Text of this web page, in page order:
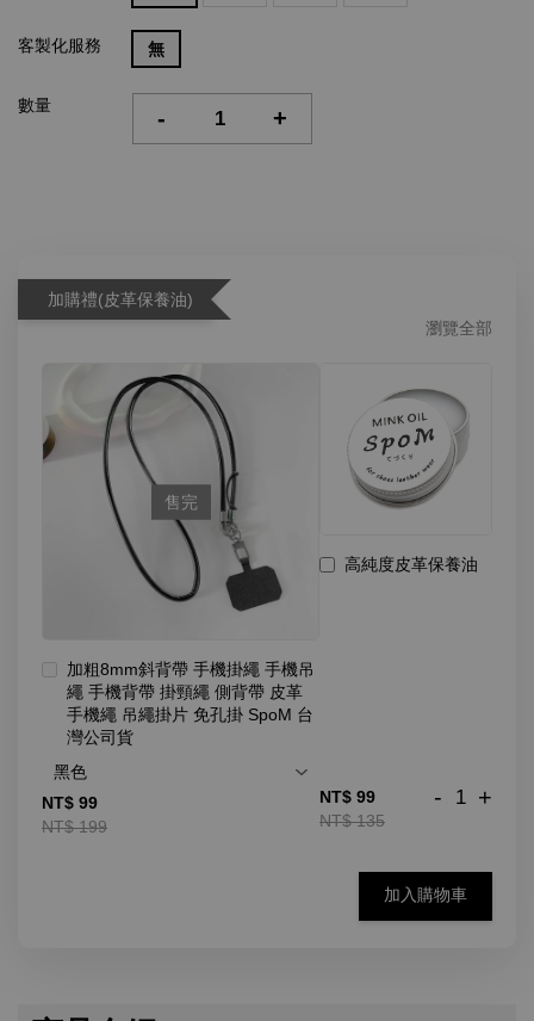
客製化服務 無
數量 - +
加購禮(皮革保養油)
瀏覽全部
售完
加粗8mm斜背帶 手機掛繩 手機吊
繩 手機背帶 掛頸繩 側背帶 皮革
手機繩 吊繩掛片 免孔掛 SpoM 台
灣公司貨
NT$ 99
NT$ 199
高純度皮革保養油
NT$ 99
NT$ 135
- +
加入購物車